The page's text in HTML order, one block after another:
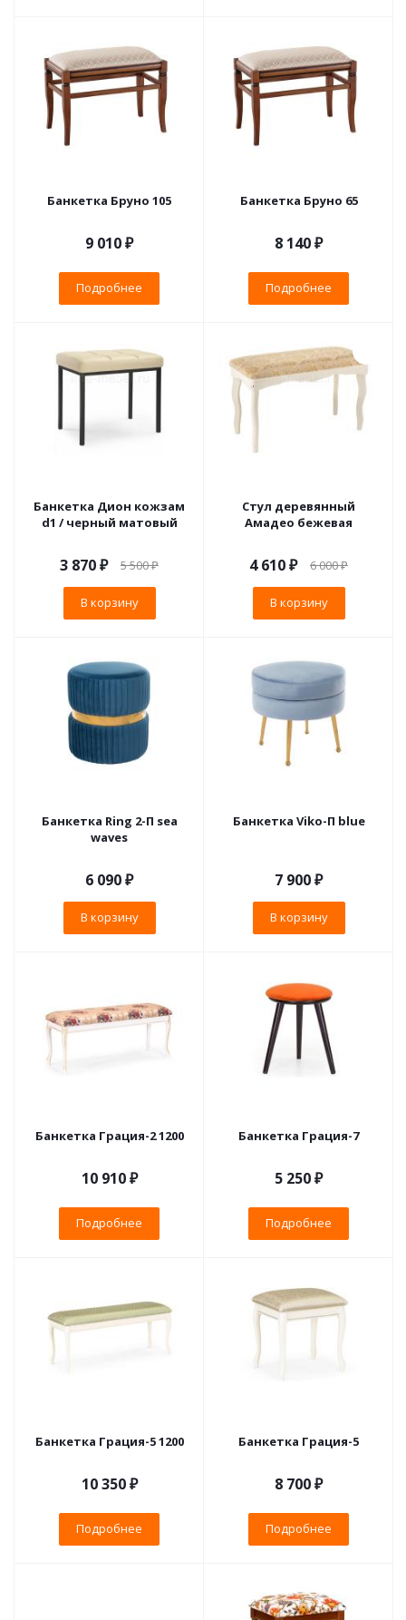
Банкетка Бруно 105
9 010 ₽
Подробнее
Банкетка Бруно 65
8 140 ₽
Подробнее
Банкетка Дион кожзам
d1 / черный матовый
3 870₽ 5 500₽
В корзину
Стул деревянный
Амадео бежевая
4 610₽ 6 000₽
В корзину
Банкетка Ring 2-П sea
waves
6 090₽
В корзину
Банкетка Viko-П blue
7 900₽
В корзину
Банкетка Грация-2 1200
10 910 ₽
Подробнее
Банкетка Грация-7
5 250 ₽
Подробнее
Банкетка Грация-5 1200
10 350 ₽
Подробнее
Банкетка Грация-5
8 700 ₽
Подробнее